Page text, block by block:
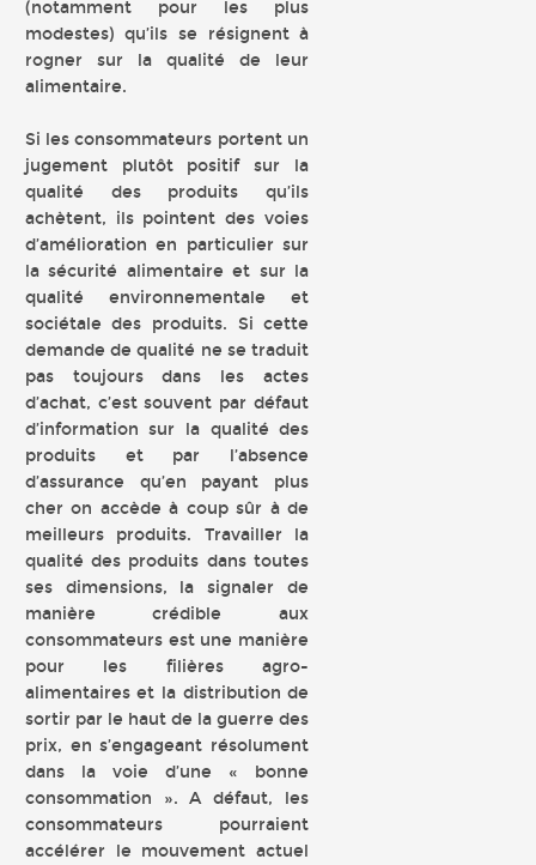
(notamment pour les plus
modestes) qu’ils se résignent à
rogner sur la qualité de leur
alimentaire.
Si les consommateurs portent un
jugement plutôt positif sur la
qualité des produits qu’ils
achètent, ils pointent des voies
d’amélioration en particulier sur
la sécurité alimentaire et sur la
qualité environnementale et
sociétale des produits. Si cette
demande de qualité ne se traduit
pas toujours dans les actes
d’achat, c’est souvent par défaut
d’information sur la qualité des
produits et par l’absence
d’assurance qu’en payant plus
cher on accède à coup sûr à de
meilleurs produits. Travailler la
qualité des produits dans toutes
ses dimensions, la signaler de
manière crédible aux
consommateurs est une manière
pour les filières agro-
alimentaires et la distribution de
sortir par le haut de la guerre des
prix, en s’engageant résolument
dans la voie d’une « bonne
consommation ». A défaut, les
consommateurs pourraient
accélérer le mouvement actuel